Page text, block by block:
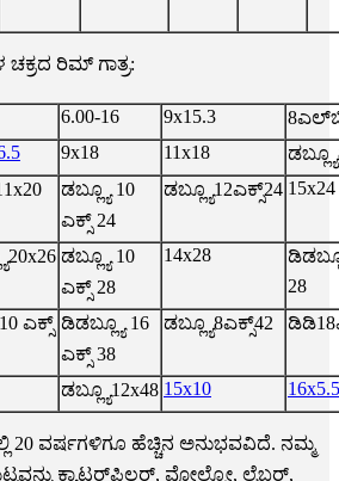
ರಿಮ್ ಗಾತ್ರ:
6.00-16 9x15.3
9x18 11x18
ಡಬ್ಲ್ಯೂ 10
ಎಕ್ಸ್ 24
ಡಬ್ಲ್ಯೂ12ಎಕ್ಸ್24 15x24
ಡಬ್ಲ್ಯೂ 10
ಎಕ್ಸ್ 28
14x28
28
ಎಕ್ಸ್ ಡಿಡಬ್ಲ್ಯೂ 16
ಎಕ್ಸ್ 38
ಡಬ್ಲ್ಯೂ8ಎಕ್ಸ್42
ಡಬ್ಲ್ಯೂ12x48 15x10 16x5.5
20 ವರ್ಷಗಳಿಗೂ ಹೆಚ್ಚಿನ ಅನುಭವವಿದೆ. ನಮ್ಮ
ಕ್ಯಾಟರ್‌ಪಿಲ್ಲರ್, ವೋಲ್ವೋ, ಲೈಬರ್,